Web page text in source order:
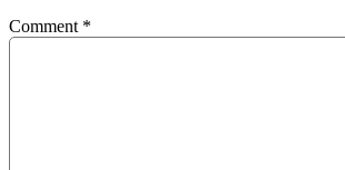
Comment *